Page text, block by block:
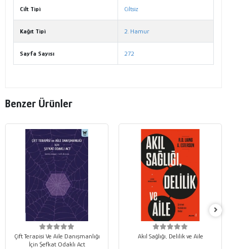
Cilt Tipi Ciltsiz
Kağıt Tipi 2. Hamur
Sayfa Sayısı 272
Benzer Ürünler
Çift Terapisi Ve Aile Danışmanlığı
İçin Şefkat Odaklı Act
Akıl Sağlığı, Delilik ve Aile